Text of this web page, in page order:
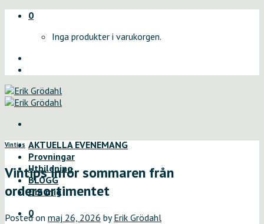
Skip
0
Inga produkter i varukorgen.
AKTUELLA EVENEMANG
Provningar
Utbildning
BLOGG
Om mig
0
Vintips
Vintips inför sommaren från
ordersortimentet
Posted on maj 26, 2026 byErik Grödahl